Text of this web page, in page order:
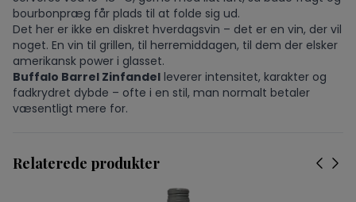
bourbonpræg får plads til at folde sig ud.
Det her er ikke en diskret hverdagsvin – det er en vin, der vil
noget. En vin til grillen, til herremiddagen, til dem der elsker
amerikansk power i glasset.
Buffalo Barrel Zinfandel leverer intensitet, karakter og
fadkrydret dybde – ofte i en stil, man normalt betaler
væsentligt mere for.
Relaterede produkter